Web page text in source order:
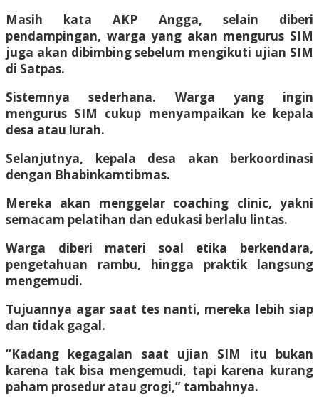
Masih kata AKP Angga, selain diberi
pendampingan, warga yang akan mengurus SIM
juga akan dibimbing sebelum mengikuti ujian SIM
di Satpas.
Sistemnya sederhana. Warga yang ingin
mengurus SIM cukup menyampaikan ke kepala
desa atau lurah.
Selanjutnya, kepala desa akan berkoordinasi
dengan Bhabinkamtibmas.
Mereka akan menggelar coaching clinic, yakni
semacam pelatihan dan edukasi berlalu lintas.
Warga diberi materi soal etika berkendara,
pengetahuan rambu, hingga praktik langsung
mengemudi.
Tujuannya agar saat tes nanti, mereka lebih siap
dan tidak gagal.
“Kadang kegagalan saat ujian SIM itu bukan
karena tak bisa mengemudi, tapi karena kurang
paham prosedur atau grogi,” tambahnya.